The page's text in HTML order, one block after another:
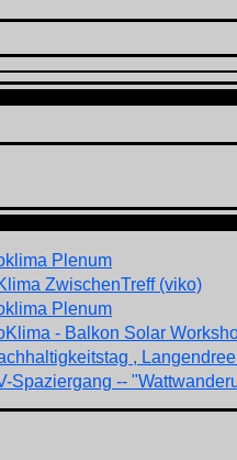
Plenum
ZwischenTreff (viko)
Plenum
- Balkon Solar
,
Spaziergang --